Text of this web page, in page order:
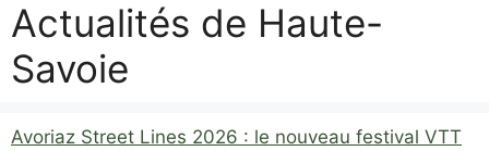
Actualités de Haute-
Savoie
Avoriaz Street Lines 2026 : le nouveau festival VTT